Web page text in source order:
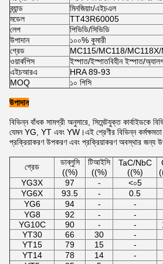
ব্র্যান্ড
মিনজিয়াং/এইচএল
মডেল
TT43R60005
লেপ
পিভিডি/সিভিডি
উপাদান
১০০% কুমারী
গ্রেড
MC115/MC118/
ওয়ার্কপিস
ইস্পাত/ইস্পাতবিহীন ইস্পাত/
এইচআরএ
HRA 89-93
MOQ
১০ পিসি
উপাদান
বিভিন্ন বাঁধক সামগ্রী অনুসারে, সিমেন্টযুক্ত কার্বাইডকে
যেমন YG, YT এবং YW।এই শ্রেণীর বিভিন্ন কর্মক্ষমতা
প্রক্রিয়াকরণ উপকরণ এবং প্রক্রিয়াকরণ অবস্থার জন্য
গ্রেড
ডাব্লুসি
((%)
টিআইসি
((%)
TaC/NbC
((%)
YG3X
97 - <০5
YG6X
93.5 - 0.5
YG6
94 - -
YG8
92 - -
YG10C
90 - -
YT30
66 30 -
YT15
79 15 -
YT14
78 14 -